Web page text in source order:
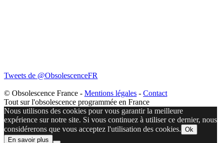
Tweets de @ObsolescenceFR
© Obsolescence France - Mentions légales - Contact
Tout sur l'obsolescence programmée en France
Nous utilisons des cookies pour vous garantir la meilleure
expérience sur notre site. Si vous continuez à utiliser ce dernier, nous
considérerons que vous acceptez l'utilisation des cookies. Ok
En savoir plus